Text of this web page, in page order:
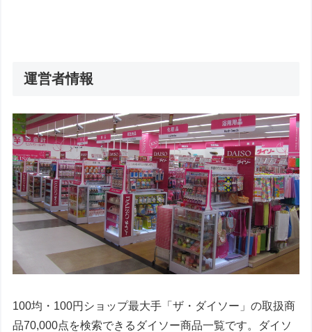
運営者情報
100均・100円ショップ最大手「ザ・ダイソー」の取扱商
品70,000点を検索できるダイソー商品一覧です。ダイソ